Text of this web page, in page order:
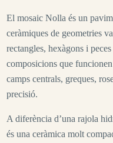
El mosaic Nolla és un
ceràmiques de geometries
rectangles, hexàgons i
composicions que
camps centrals, greques,
precisió.
A diferència d’una rajola
és una ceràmica molt